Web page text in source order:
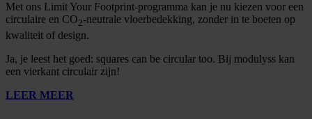
Met ons Limit Your Footprint-programma kan je nu kiezen voor een
circulaire en CO2-neutrale vloerbedekking, zonder in te boeten op
kwaliteit of design.
Ja, je leest het goed: squares can be circular too. Bij modulyss kan
een vierkant circulair zijn!
LEER MEER